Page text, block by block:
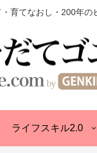
育てなおし・200年の
ライフスキル2.0